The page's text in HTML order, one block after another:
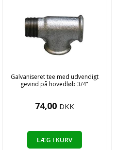
Galvaniseret tee med udvendigt
gevind på hovedløb 3/4"
74,00 DKK
LÆG I KURV